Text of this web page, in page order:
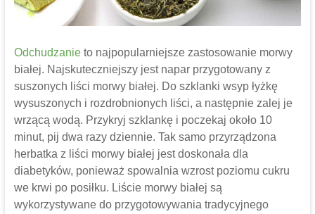
Odchudzanieto najpopularniejsze zastosowanie morwy
białej. Najskuteczniejszy jest napar przygotowany z
suszonych liści morwy białej. Do szklanki wsyp łyżkę
wysuszonych i rozdrobnionych liści, a następnie zalej je
wrzącą wodą. Przykryj szklankę i poczekaj około 10
minut, pij dwa razy dziennie. Tak samo przyrządzona
herbatka z liści morwy białej jest doskonała dla
diabetyków, ponieważ spowalnia wzrost poziomu cukru
we krwi po posiłku. Liście morwy białej są
wykorzystywane do przygotowywania tradycyjnego